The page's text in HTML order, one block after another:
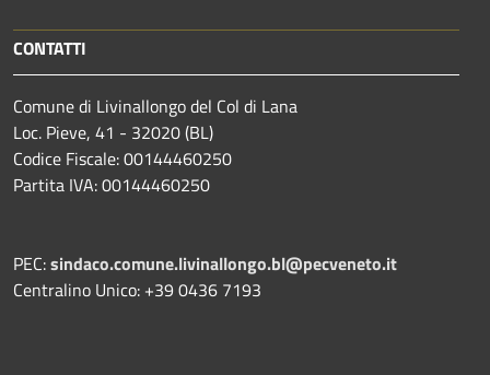
CONTATTI
Comune di Livinallongo del Col di Lana
Loc. Pieve, 41 - 32020 (BL)
Codice Fiscale: 00144460250
Partita IVA: 00144460250
PEC:sindaco.comune.livinallongo.bl@pecveneto.it
Centralino Unico: +39 0436 7193